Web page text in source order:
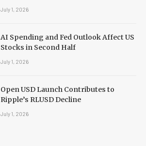
July 1, 2026
AI Spending and Fed Outlook Affect US
Stocks in Second Half
July 1, 2026
Open USD Launch Contributes to
Ripple’s RLUSD Decline
July 1, 2026